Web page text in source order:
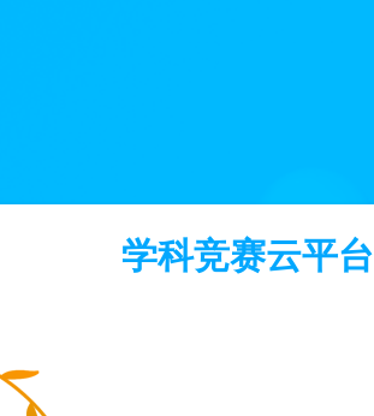
学科竞赛云平台